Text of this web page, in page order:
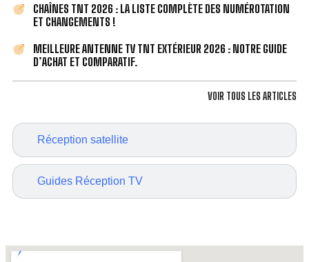
Réception satellite
Guides Réception TV
CHAÎNES TNT 2026 : LA LISTE COMPLÈTE DES NUMÉROTATION
ET CHANGEMENTS !
MEILLEURE ANTENNE TV TNT EXTÉRIEUR 2026 : NOTRE GUIDE
D’ACHAT ET COMPARATIF.
VOIR TOUS LES ARTICLES